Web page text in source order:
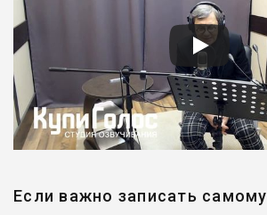
Если важно записать самому